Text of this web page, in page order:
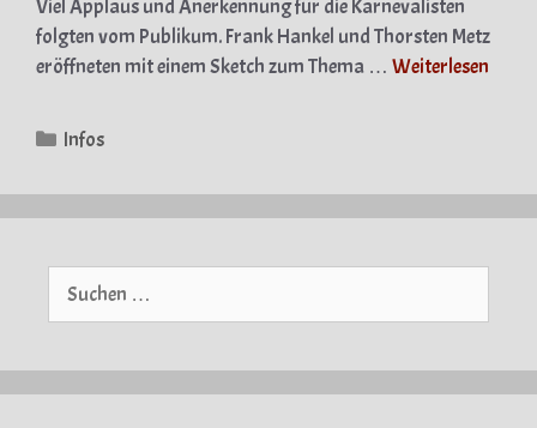
Viel Applaus und Anerkennung für die Karnevalisten
folgten vom Publikum. Frank Hankel und Thorsten Metz
eröffneten mit einem Sketch zum Thema … Weiterlesen
Kategorien
Infos
Suche